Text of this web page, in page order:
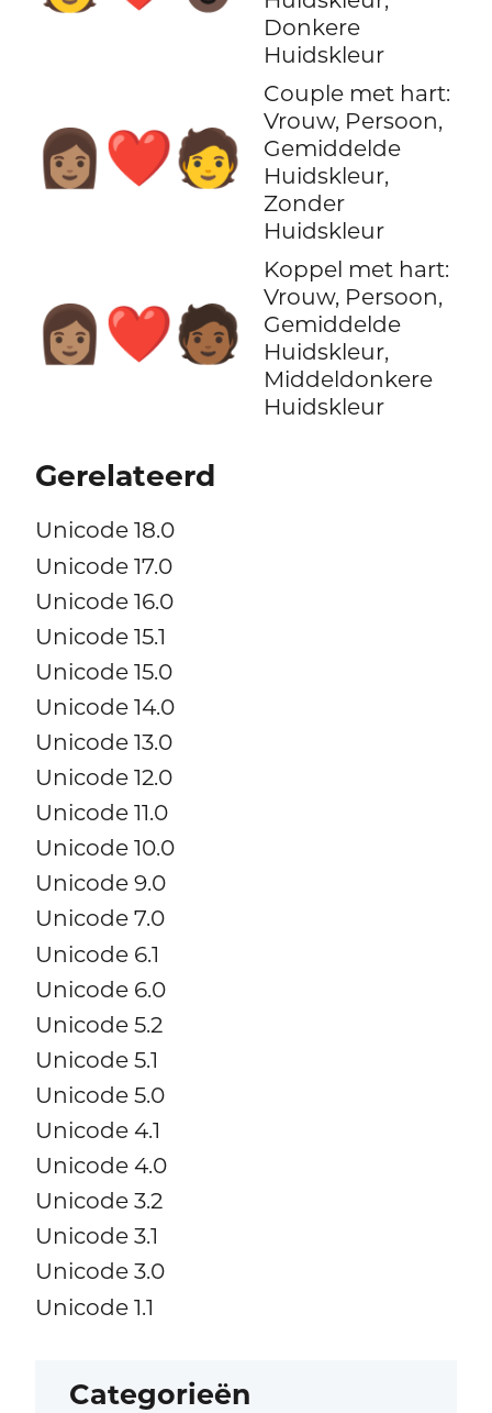
Donkere
Huidskleur
👩🏽‍❤️‍🧑
Couple met hart:
Vrouw, Persoon,
Gemiddelde
Huidskleur,
Zonder
Huidskleur
👩🏽‍❤️‍🧑🏾
Koppel met hart:
Vrouw, Persoon,
Gemiddelde
Huidskleur,
Middeldonkere
Huidskleur
Gerelateerd
Unicode 18.0
Unicode 17.0
Unicode 16.0
Unicode 15.1
Unicode 15.0
Unicode 14.0
Unicode 13.0
Unicode 12.0
Unicode 11.0
Unicode 10.0
Unicode 9.0
Unicode 7.0
Unicode 6.1
Unicode 6.0
Unicode 5.2
Unicode 5.1
Unicode 5.0
Unicode 4.1
Unicode 4.0
Unicode 3.2
Unicode 3.1
Unicode 3.0
Unicode 1.1
Categorieën